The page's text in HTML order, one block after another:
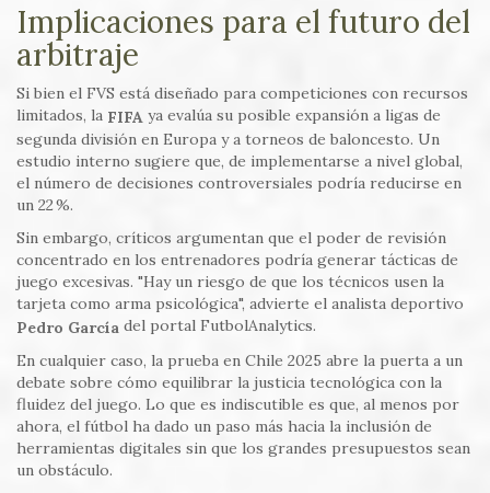
Implicaciones para el futuro del
arbitraje
Si bien el FVS está diseñado para competiciones con recursos
limitados, la FIFA ya evalúa su posible expansión a ligas de
segunda división en Europa y a torneos de baloncesto. Un
estudio interno sugiere que, de implementarse a nivel global,
el número de decisiones controversiales podría reducirse en
un 22 %.
Sin embargo, críticos argumentan que el poder de revisión
concentrado en los entrenadores podría generar tácticas de
juego excesivas. "Hay un riesgo de que los técnicos usen la
tarjeta como arma psicológica", advierte el analista deportivo
Pedro García del portal FutbolAnalytics.
En cualquier caso, la prueba en Chile 2025 abre la puerta a un
debate sobre cómo equilibrar la justicia tecnológica con la
fluidez del juego. Lo que es indiscutible es que, al menos por
ahora, el fútbol ha dado un paso más hacia la inclusión de
herramientas digitales sin que los grandes presupuestos sean
un obstáculo.